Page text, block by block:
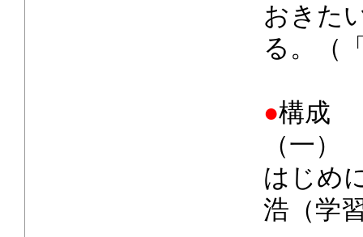
おきた
る。（
●構成
（一）
は
浩（学